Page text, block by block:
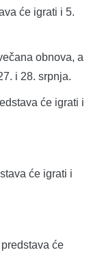
će igrati i 5.
obnova, a
i 28. srpnja.
će igrati i
će igrati i
će